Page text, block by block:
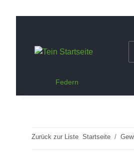
Federn
Zurück zur Liste Startseite